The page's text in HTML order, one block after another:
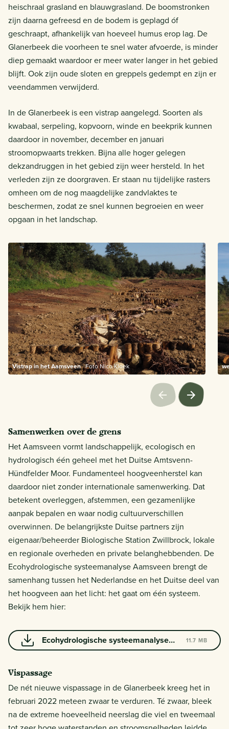
heischraal grasland en blauwgrasland. De boomstronken
zijn daarna gefreesd en de bodem is geplagd óf
geschraapt, afhankelijk van hoeveel humus erop lag. De
Glanerbeek die voorheen te snel water afvoerde, is minder
diep gemaakt waardoor er meer water langer in het gebied
blijft. Ook zijn oude sloten en greppels gedempt en zijn er
veendammen verwijderd.
In de Glanerbeek is een vistrap aangelegd. Soorten als
kwabaal, serpeling, kopvoorn, winde en beekprik kunnen
daardoor in november, december en januari
stroomopwaarts trekken. Bijna alle hoger gelegen
dekzandruggen in het gebied zijn weer hersteld. In het
verleden zijn ze doorgraven. Er staan nu tijdelijke rasters
omheen om de nog maagdelijke zandvlaktes te
beschermen, zodat ze snel kunnen begroeien en weer
opgaan in het landschap.
Vistrap in het AamsveenFoto Nico Kloek
Samenwerken over de grens
Het Aamsveen vormt landschappelijk, ecologisch en
hydrologisch één geheel met het Duitse Amtsvenn-
Hündfelder Moor. Fundamenteel hoogveenherstel kan
daardoor niet zonder internationale samenwerking. Dat
betekent overleggen, afstemmen, een gezamenlijke
aanpak bepalen en waar nodig cultuurverschillen
overwinnen. De belangrijkste Duitse partners zijn
eigenaar/beheerder Biologische Station Zwillbrock, lokale
en regionale overheden en private belanghebbenden. De
Ecohydrologische systeemanalyse Aamsveen brengt de
samenhang tussen het Nederlandse en het Duitse deel van
het hoogveen aan het licht: het gaat om één systeem.
Bekijk hem hier:
Ecohydrologische systeemanalyse
Aamsveen
11.7 MB
Vispassage
De nét nieuwe vispassage in de Glanerbeek kreeg het in
februari 2022 meteen zwaar te verduren. Té zwaar, bleek
na de extreme hoeveelheid neerslag die viel en tweemaal